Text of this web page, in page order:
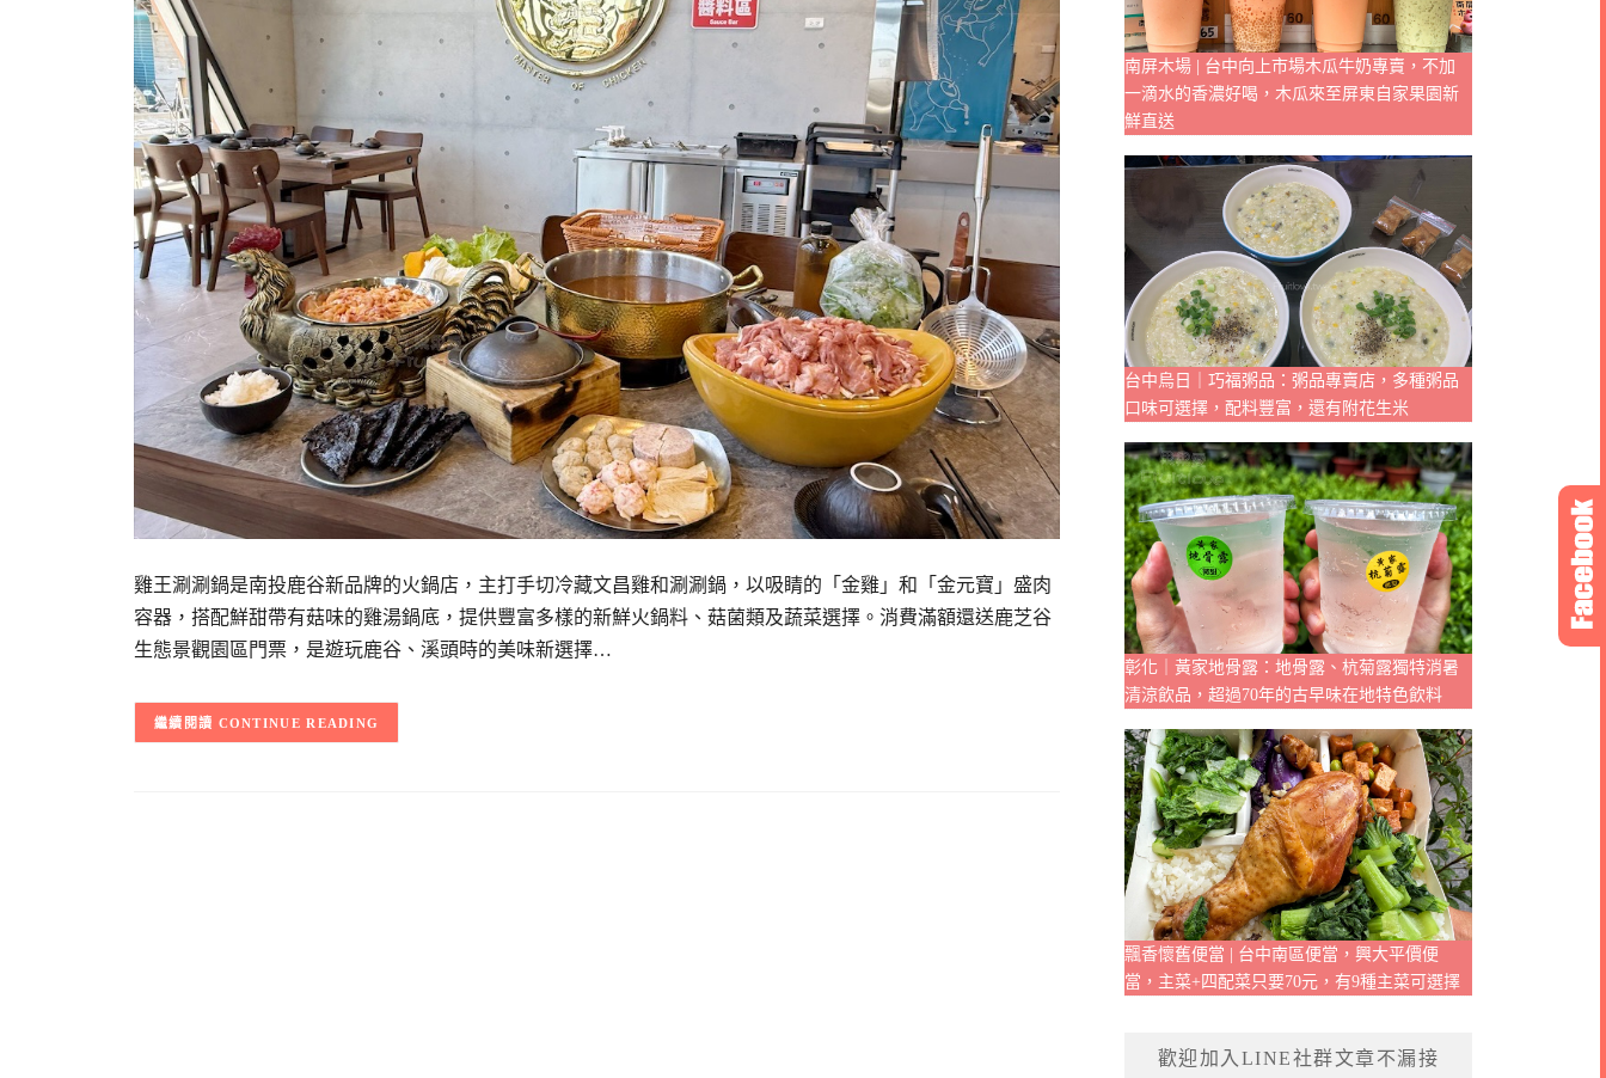
雞王涮涮鍋是南投鹿谷新品牌的火鍋店，主打手切冷藏文昌雞和涮涮鍋，以吸睛的「金雞」和「金元寶」盛肉
容器，搭配鮮甜帶有菇味的雞湯鍋底，提供豐富多樣的新鮮火鍋料、菇菌類及蔬菜選擇。消費滿額還送鹿芝谷
生態景觀園區門票，是遊玩鹿谷、溪頭時的美味新選擇…
CONTINUE READING
南屏木場 | 台中向上市場木瓜牛奶專賣，不加
一滴水的香濃好喝，木瓜來至屏東自家果園新
鮮直送
台中烏日｜巧福粥品：粥品專賣店，多種粥品
口味可選擇，配料豐富，還有附花生米
彰化｜黃家地骨露：地骨露、杭菊露獨特消暑
清涼飲品，超過70年的古早味在地特色飲料
飄香懷舊便當 | 台中南區便當，興大平價便
當，主菜+四配菜只要70元，有9種主菜可選擇
歡迎加入LINE社群文章不漏接